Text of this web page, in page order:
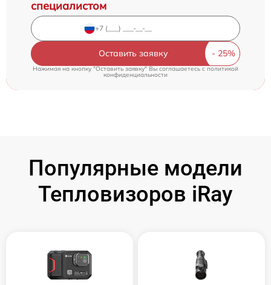
специалистом
Оставить заявку
Нажимая на кнопку "Оставить заявку" Вы соглашаетесь cполитикой
конфиденциальности
Популярные модели
Тепловизоров iRay